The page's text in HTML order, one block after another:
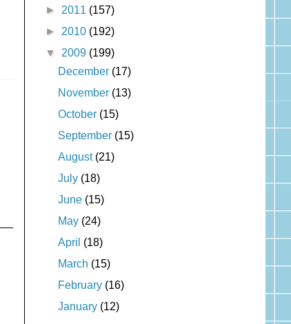
► 2011 (157)
► 2010 (192)
▼ 2009 (199)
December (17)
November (13)
October (15)
September (15)
August (21)
July (18)
June (15)
May (24)
April (18)
March (15)
February (16)
January (12)